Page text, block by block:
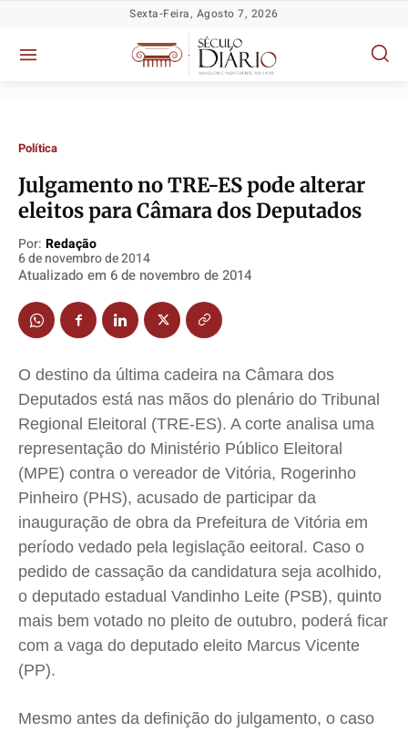
Política
Socioeconômicas
Justiça
Segurança
Meio Ambiente
Saúde
Cidades
Direitos
Cultura
Colunas
Caetano Roque
Gustavo Bastos
Jr Mignone (in memorian)
Política
Socioeconômicas
Justiça
Segurança
Meio Ambiente
Saúde
Cidades
Direitos
Cultura
Colunas
Caetano Roque
Gustavo Bastos
Jr Mignone (in memorian)
Política
Socioeconômicas
Justiça
Segurança
Meio Ambiente
Saúde
Cidades
Direitos
Cultura
Colunas
Caetano Roque
Gustavo Bastos
Jr Mignone (in memorian)
Política
Socioeconômicas
Justiça
Segurança
Meio Ambiente
Saúde
Cidades
Direitos
Cultura
Colunas
Caetano Roque
Gustavo Bastos
Jr Mignone (in memorian)
Sexta-Feira, Agosto 7, 2026
Política
Julgamento no TRE-ES pode alterar
eleitos para Câmara dos Deputados
Por: Redação
6 de novembro de 2014
Atualizado em 6 de novembro de 2014
O destino da última cadeira na Câmara dos
Deputados está nas mãos do plenário do Tribunal
Regional Eleitoral (TRE-ES). A corte analisa uma
representação do Ministério Público Eleitoral
(MPE) contra o vereador de Vitória, Rogerinho
Pinheiro (PHS), acusado de participar da
inauguração de obra da Prefeitura de Vitória em
período vedado pela legislação eeitoral. Caso o
pedido de cassação da candidatura seja acolhido,
o deputado estadual Vandinho Leite (PSB), quinto
mais bem votado no pleito de outubro, poderá ficar
com a vaga do deputado eleito Marcus Vicente
(PP).
Mesmo antes da definição do julgamento, o caso